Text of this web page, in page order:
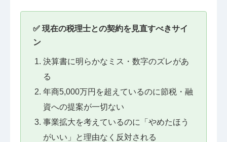
✅ 現在の税理士との契約を見直すべきサイ
ン
決算書に明らかなミス・数字のズレがあ
る
年商5,000万円を超えているのに節税・融
資への提案が一切ない
事業拡大を考えているのに「やめたほう
がいい」と理由なく反対される